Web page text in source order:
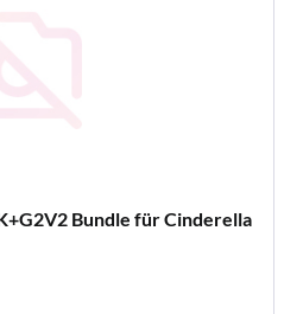
Bundle für Cinderella